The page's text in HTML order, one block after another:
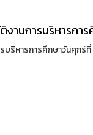
านการบริหารการ
ริหารการศึกษาวันศุกร์